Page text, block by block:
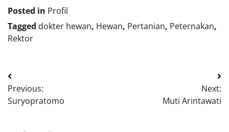
Posted in Profil
Tagged dokter hewan, Hewan, Pertanian, Peternakan,
Rektor
Previous:
Suryopratomo
Next:
Muti Arintawati